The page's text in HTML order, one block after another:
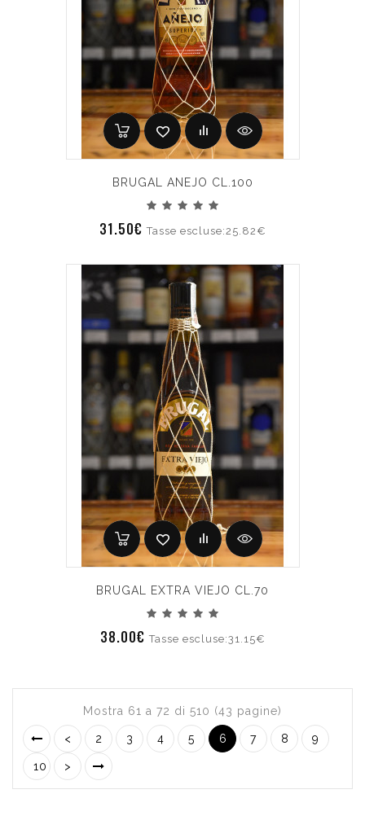
BRUGAL ANEJO CL.100
31.50€Tasse escluse:25.82€
BRUGAL EXTRA VIEJO CL.70
38.00€Tasse escluse:31.15€
Mostra 61 a 72 di 510 (43 pagine)
< 2 3 4 5 6 7 8 9
10 >